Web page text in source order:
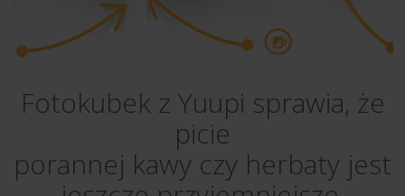
Fotokubek z Yuupi sprawia, że
picie
porannej kawy czy herbaty jest